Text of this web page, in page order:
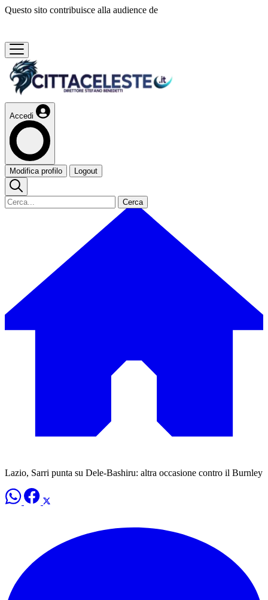
Questo sito contribuisce alla audience de
Accedi
Modifica profilo Logout
Cerca
Lazio, Sarri punta su Dele-Bashiru: altra occasione contro il Burnley